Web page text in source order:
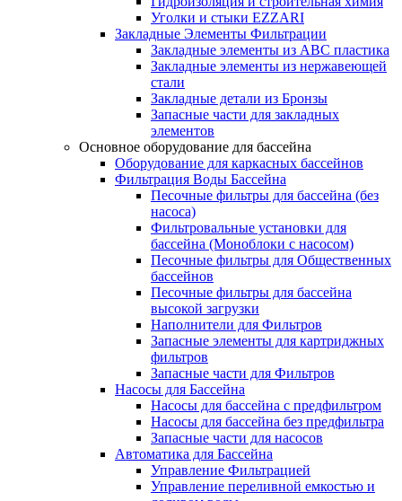
Уголки и стыки EZZARI
Закладные Элементы Фильтрации
Закладные элементы из ABC пластика
Закладные элементы из нержавеющей
стали
Закладные детали из Бронзы
Запасные части для закладных
элементов
Основное оборудование для бассейна
Оборудование для каркасных бассейнов
Фильтрация Воды Бассейна
Песочные фильтры для бассейна (без
насоса)
Фильтровальные установки для
бассейна (Моноблоки с насосом)
Песочные фильтры для Общественных
бассейнов
Песочные фильтры для бассейна
высокой загрузки
Наполнители для Фильтров
Запасные элементы для картриджных
фильтров
Запасные части для Фильтров
Насосы для Бассейна
Насосы для бассейна с предфильтром
Насосы для бассейна без предфильтра
Запасные части для насосов
Автоматика для Бассейна
Управление Фильтрацией
Управление переливной емкостью и